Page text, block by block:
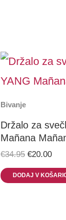
Bivanje
Držalo za
Mañana
€34.95
Original
price
was:
€20.00
is:
DODAJ V